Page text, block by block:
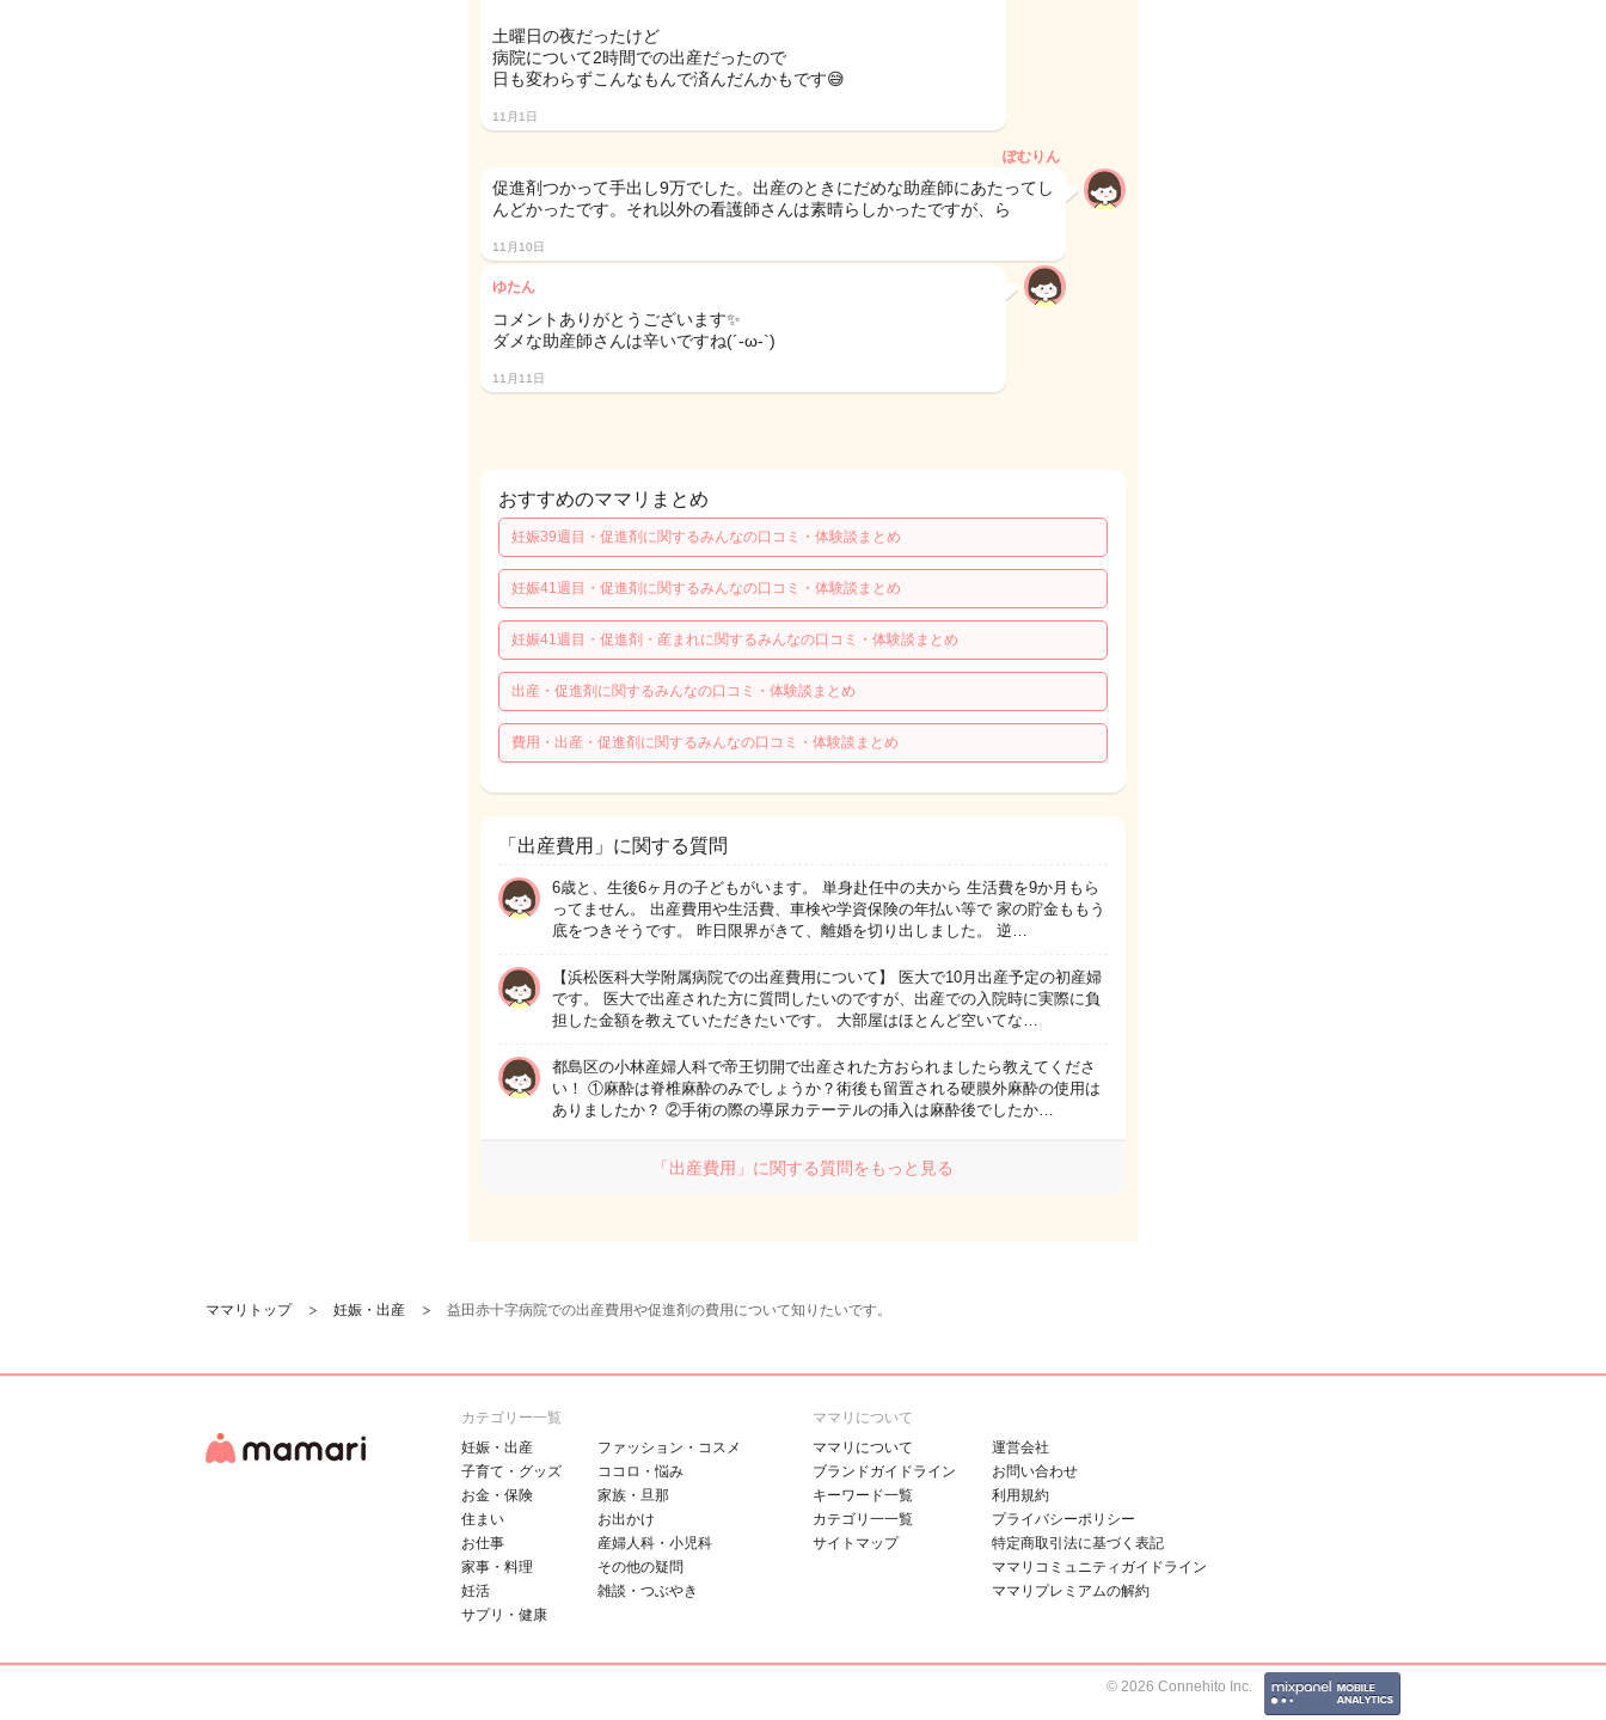
土曜日の夜だったけど
病院について2時間での出産だったので
日も変わらずこんなもんで済んだんかもです😅
11月1日
ぽむりん
促進剤つかって手出し9万でした。出産のときにだめな助産師にあたってし
んどかったです。それ以外の看護師さんは素晴らしかったですが、ら
11月10日
ゆたん
コメントありがとうございます✨
ダメな助産師さんは辛いですね(´-ω-`)
11月11日
おすすめのママリまとめ
妊娠39週目・促進剤に関するみんなの口コミ・体験談まとめ
妊娠41週目・促進剤に関するみんなの口コミ・体験談まとめ
妊娠41週目・促進剤・産まれに関するみんなの口コミ・体験談まとめ
出産・促進剤に関するみんなの口コミ・体験談まとめ
費用・出産・促進剤に関するみんなの口コミ・体験談まとめ
「出産費用」に関する質問
6歳と、生後6ヶ月の子どもがいます。 単身赴任中の夫から 生活費を9か月もら
ってません。 出産費用や生活費、車検や学資保険の年払い等で 家の貯金ももう
底をつきそうです。 昨日限界がきて、離婚を切り出しました。 逆…
【浜松医科大学附属病院での出産費用について】 医大で10月出産予定の初産婦
です。 医大で出産された方に質問したいのですが、出産での入院時に実際に負
担した金額を教えていただきたいです。 大部屋はほとんど空いてな…
都島区の小林産婦人科で帝王切開で出産された方おられましたら教えてくださ
い！ ①麻酔は脊椎麻酔のみでしょうか？術後も留置される硬膜外麻酔の使用は
ありましたか？ ②手術の際の導尿カテーテルの挿入は麻酔後でしたか…
「出産費用」に関する質問をもっと見る
ママリトップ 妊娠・出産 益田赤十字病院での出産費用や促進剤の費用について知りたいです。
カテゴリー一覧
妊娠・出産
子育て・グッズ
お金・保険
住まい
お仕事
家事・料理
妊活
サプリ・健康
ファッション・コスメ
ココロ・悩み
家族・旦那
お出かけ
産婦人科・小児科
その他の疑問
雑談・つぶやき
ママリについて
ママリについて
ブランドガイドライン
キーワード一覧
カテゴリ一一覧
サイトマップ
運営会社
お問い合わせ
利用規約
プライバシーポリシー
特定商取引法に基づく表記
ママリコミュニティガイドライン
ママリプレミアムの解約
© 2026 Connehito Inc.